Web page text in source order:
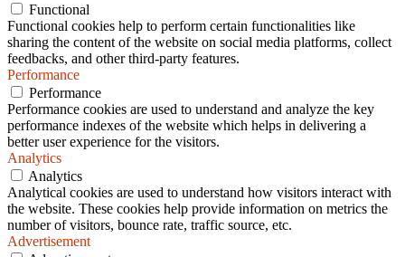
Functional
Functional cookies help to perform certain functionalities like
sharing the content of the website on social media platforms, collect
feedbacks, and other third-party features.
Performance
Performance
Performance cookies are used to understand and analyze the key
performance indexes of the website which helps in delivering a
better user experience for the visitors.
Analytics
Analytics
Analytical cookies are used to understand how visitors interact with
the website. These cookies help provide information on metrics the
number of visitors, bounce rate, traffic source, etc.
Advertisement